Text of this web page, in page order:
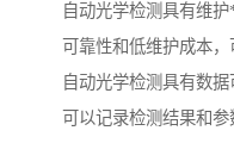
自动光学检测具有维
可靠性和低维护成本，
自动光学检测具有数
可以记录检测结果和